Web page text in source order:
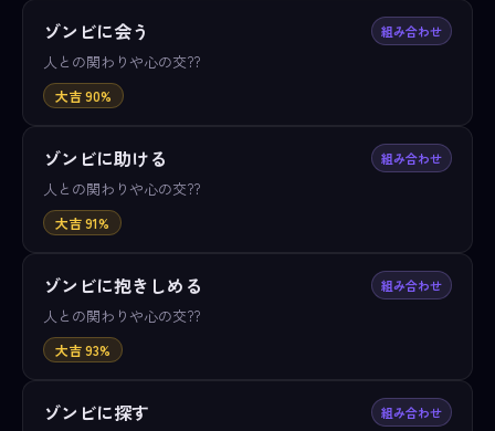
ゾンビに会う 組み合わせ
人との関わりや心の交??
大吉 90%
ゾンビに助ける 組み合わせ
人との関わりや心の交??
大吉 91%
ゾンビに抱きしめる 組み合わせ
人との関わりや心の交??
大吉 93%
ゾンビに探す 組み合わせ